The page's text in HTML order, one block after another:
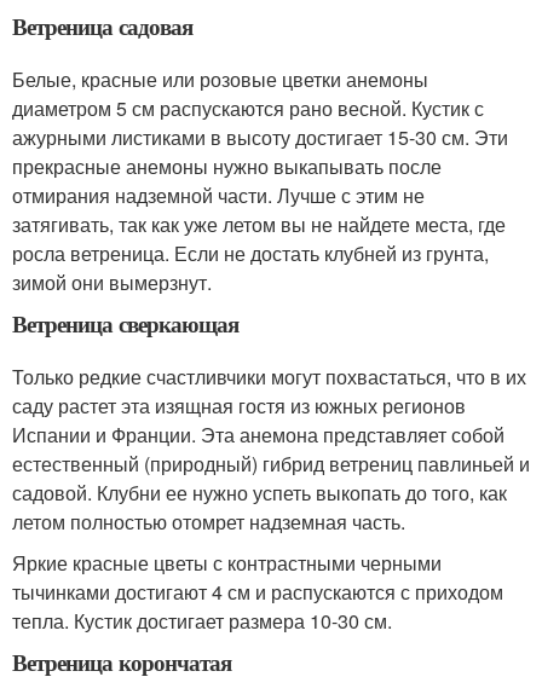
Ветреница садовая
Белые, красные или розовые цветки анемоны
диаметром 5 см распускаются рано весной. Кустик с
ажурными листиками в высоту достигает 15-30 см. Эти
прекрасные анемоны нужно выкапывать после
отмирания надземной части. Лучше с этим не
затягивать, так как уже летом вы не найдете места, где
росла ветреница. Если не достать клубней из грунта,
зимой они вымерзнут.
Ветреница сверкающая
Только редкие счастливчики могут похвастаться, что в их
саду растет эта изящная гостя из южных регионов
Испании и Франции. Эта анемона представляет собой
естественный (природный) гибрид ветрениц павлиньей и
садовой. Клубни ее нужно успеть выкопать до того, как
летом полностью отомрет надземная часть.
Яркие красные цветы с контрастными черными
тычинками достигают 4 см и распускаются с приходом
тепла. Кустик достигает размера 10-30 см.
Ветреница корончатая